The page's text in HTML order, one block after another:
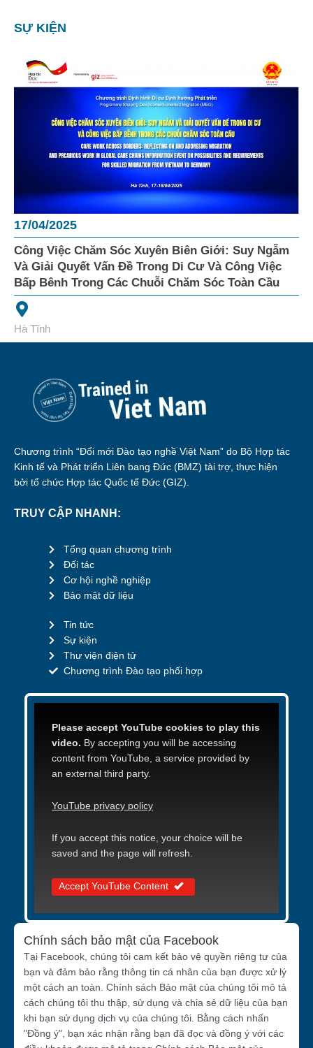
SỰ KIỆN
17/04/2025
Công Việc Chăm Sóc Xuyên Biên Giới: Suy Ngẫm
Và Giải Quyết Vấn Đề Trong Di Cư Và Công Việc
Bấp Bênh Trong Các Chuỗi Chăm Sóc Toàn Cầu
Hà Tĩnh
Chương trình “Đổi mới Đào tạo nghề Việt Nam” do Bộ Hợp tác
Kinh tế và Phát triển Liên bang Đức (BMZ) tài trợ, thực hiện
bởi tổ chức Hợp tác Quốc tế Đức (GIZ).
TRUY CẬP NHANH:
Tổng quan chương trình
Đối tác
Cơ hội nghề nghiệp
Bảo mật dữ liệu
Tin tức
Sự kiện
Thư viện điện tử
Chương trình Đào tạo phối hợp
Please accept YouTube cookies to play this
video. By accepting you will be accessing
content from YouTube, a service provided by
an external third party.
YouTube privacy policy
If you accept this notice, your choice will be
saved and the page will refresh.
Accept YouTube Content
Chính sách bảo mật của Facebook
Tại Facebook, chúng tôi cam kết bảo vệ quyền riêng tư của
bạn và đảm bảo rằng thông tin cá nhân của bạn được xử lý
một cách an toàn. Chính sách Bảo mật của chúng tôi mô tả
cách chúng tôi thu thập, sử dụng và chia sẻ dữ liệu của bạn
khi bạn sử dụng dịch vụ của chúng tôi. Bằng cách nhấn
"Đồng ý", bạn xác nhận rằng bạn đã đọc và đồng ý với các